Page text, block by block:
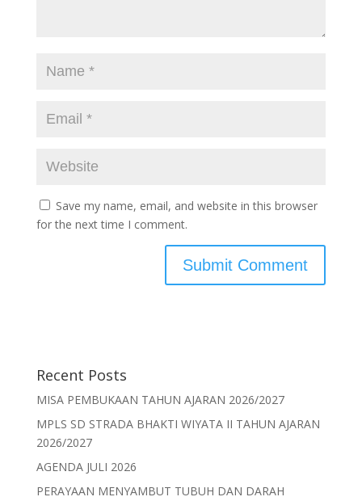
Save my name, email, and website in this browser
for the next time I comment.
Recent Posts
MISA PEMBUKAAN TAHUN AJARAN 2026/2027
MPLS SD STRADA BHAKTI WIYATA II TAHUN AJARAN
2026/2027
AGENDA JULI 2026
PERAYAAN MENYAMBUT TUBUH DAN DARAH